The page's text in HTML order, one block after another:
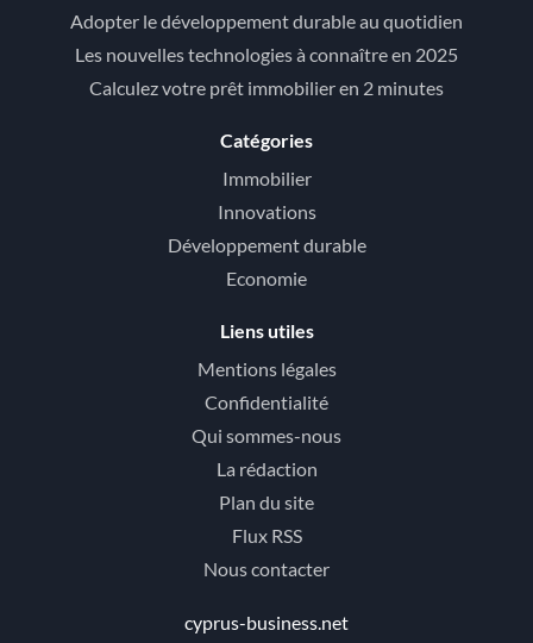
Adopter le développement durable au quotidien
Les nouvelles technologies à connaître en 2025
Calculez votre prêt immobilier en 2 minutes
Catégories
Immobilier
Innovations
Développement durable
Economie
Liens utiles
Mentions légales
Confidentialité
Qui sommes-nous
La rédaction
Plan du site
Flux RSS
Nous contacter
cyprus-business.net